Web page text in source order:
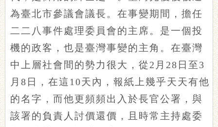
為臺北市參議會議長。在事變期間，擔任
二二八事件處理委員會的主席。是一個投
機的政客，也是臺灣事變的主角。在臺灣
中上層社會間的勢力很大，從2月28日至3
月8日，在這10天內，報紙上幾乎天天有他
的名字，而他更頻頻出入於長官公署，與
該署的負責人討價還價，且時常主持處委